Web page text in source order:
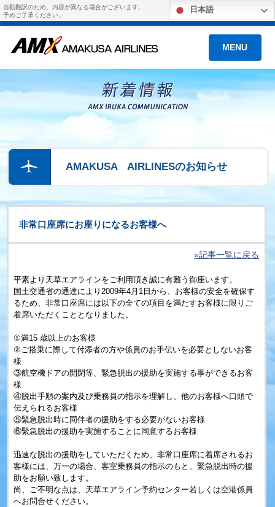
自動翻訳のため、内容が異なる場合がございます。
予めご了承ください。
日本語
MENU
AMAKUSA AIRLINESのお知らせ
非常口座席にお座りになるお客様へ
»記事一覧に戻る
平素より天草エアラインをご利用頂き誠に有難う御座います。
国土交通省の通達により2009年4月1日から、お客様の安全を確保す
るため、非常口座席には以下の全ての項目を満たすお客様に限りご
着席いただくこととなりました。
①満15 歳以上のお客様
②ご搭乗に際して付添者の方や係員のお手伝いを必要としないお客
様
③航空機ドアの開閉等、緊急脱出の援助を実施する事ができるお客
様
④脱出手順の案内及び乗務員の指示を理解し、他のお客様へ口頭で
伝えられるお客様
⑤緊急脱出時に同伴者の援助をする必要がないお客様
⑥緊急脱出の援助を実施することに同意するお客様
迅速な脱出の援助をしていただくため、非常口座席に着席されるお
客様には、万一の場合、客室乗務員の指示のもと、緊急脱出時の援
助をお願い致します。
尚、ご不明な点は、天草エアライン予約センター若しくは空港係員
へお問合せください。